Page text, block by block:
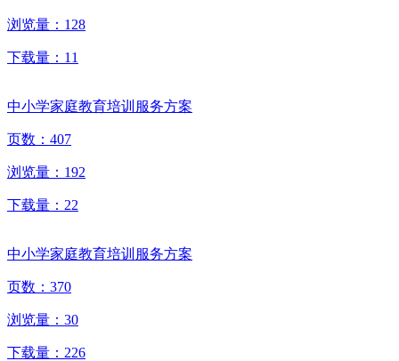
浏览量： 128
下载量： 11
中小学家庭教育培训服务方案
页数： 407
浏览量： 192
下载量： 22
中小学家庭教育培训服务方案
页数： 370
浏览量： 30
下载量： 226